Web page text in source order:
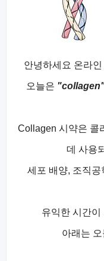
안녕하세요 온라
오늘은 "collagen
Collagen 시약은 콜
데 사용
세포 배양, 조직
유익한 시간이
아래는